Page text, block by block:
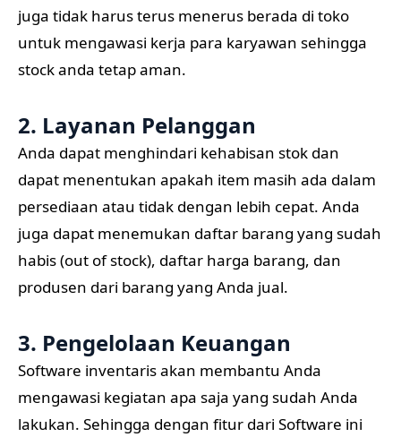
juga tidak harus terus menerus berada di toko
untuk mengawasi kerja para karyawan sehingga
stock anda tetap aman.
2. Layanan Pelanggan
Anda dapat menghindari kehabisan stok dan
dapat menentukan apakah item masih ada dalam
persediaan atau tidak dengan lebih cepat. Anda
juga dapat menemukan daftar barang yang sudah
habis (out of stock), daftar harga barang, dan
produsen dari barang yang Anda jual.
3. Pengelolaan Keuangan
Software inventaris akan membantu Anda
mengawasi kegiatan apa saja yang sudah Anda
lakukan. Sehingga dengan fitur dari Software ini